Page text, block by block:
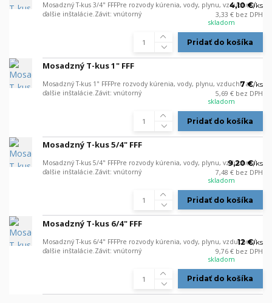
Mosadzný T-kus 3/4" FFFPre rozvody kúrenia, vody, plynu, vzduchu a
ďalšie inštalácie.Závit: vnútorný
4,10 €/ks
3,33 € bez DPH
skladom
Pridať do košíka
Mosadzný T-kus 1" FFF
Mosadzný T-kus 1" FFFPre rozvody kúrenia, vody, plynu, vzduchu a
ďalšie inštalácie.Závit: vnútorný
7 €/ks
5,69 € bez DPH
skladom
Pridať do košíka
Mosadzný T-kus 5/4" FFF
Mosadzný T-kus 5/4" FFFPre rozvody kúrenia, vody, plynu, vzduchu a
ďalšie inštalácie.Závit: vnútorný
9,20 €/ks
7,48 € bez DPH
skladom
Pridať do košíka
Mosadzný T-kus 6/4" FFF
Mosadzný T-kus 6/4" FFFPre rozvody kúrenia, vody, plynu, vzduchu a
ďalšie inštalácie.Závit: vnútorný
12 €/ks
9,76 € bez DPH
skladom
Pridať do košíka